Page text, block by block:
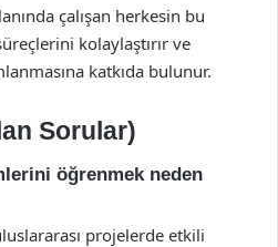
çalışan herkesin bu
kolaylaştırır ve
katkıda bulunur.
Sorular)
öğrenmek neden
projelerde etkili